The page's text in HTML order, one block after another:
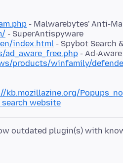
- Malwarebytes' Anti-
- SuperAntispyware
index.html - Spybot Search
- Ad-
products/winfamily/
kb.mozillazine.org/
website
outdated plugin(s) with